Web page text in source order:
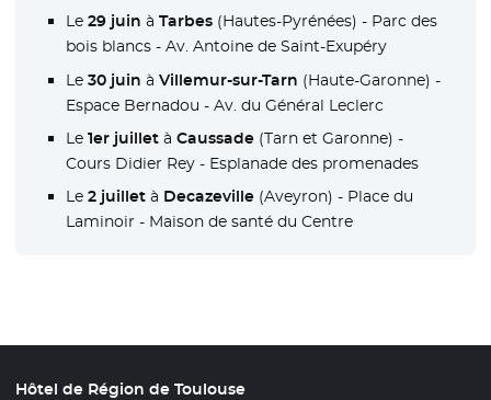
Le 29 juin à Tarbes(Hautes-Pyrénées) - Parc des
bois blancs - Av. Antoine de Saint-Exupéry
Le 30 juin à Villemur-sur-Tarn (Haute-Garonne) -
Espace Bernadou - Av. du Général Leclerc
Le 1er juilletà Caussade(Tarn et Garonne) -
Cours Didier Rey - Esplanade des promenades
Le 2 juilletà Decazeville(Aveyron) - Place du
Laminoir - Maison de santé du Centre
Hôtel de Région de Toulouse